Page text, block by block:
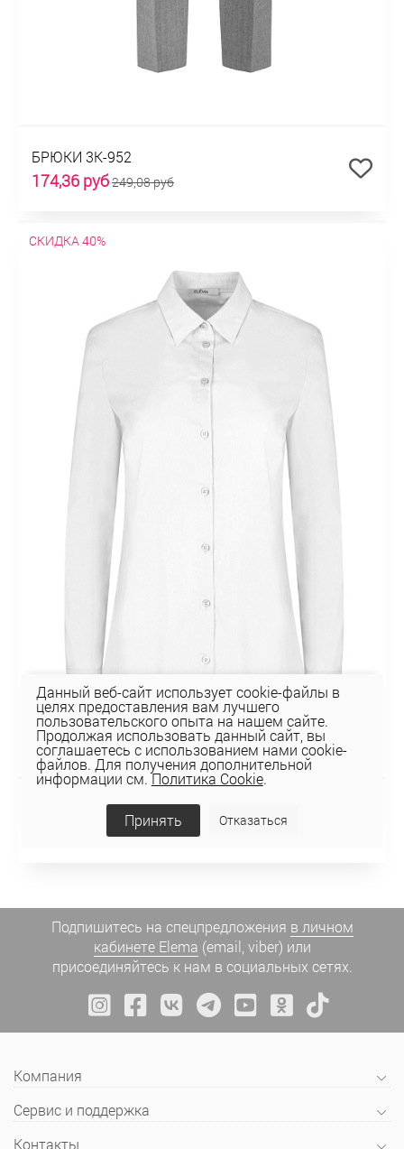
БРЮКИ 3К-952
174,36 руб249,08 руб
СКИДКА 40%
БЛУЗКА 2К-116-1
148,89 руб
Подпишитесь на спецпредложения в личном
кабинете Elema (email, viber) или
присоединяйтесь к нам в социальных сетях.
Компания
Сервис и поддержка
Контакты
Данный веб-сайт использует cookie-файлы в
целях предоставления вам лучшего
пользовательского опыта на нашем сайте.
Продолжая использовать данный сайт, вы
соглашаетесь с использованием нами cookie-
файлов. Для получения дополнительной
информации см.Политика Cookie.
Принять Отказаться